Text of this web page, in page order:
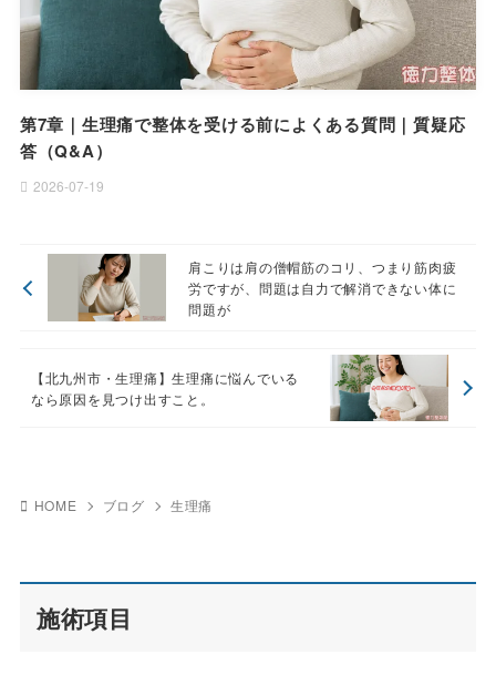
第7章｜生理痛で整体を受ける前によくある質問｜質疑応
答（Q&A）
2026-07-19
肩こりは肩の僧帽筋のコリ、つまり筋肉疲
労ですが、問題は自力で解消できない体に
問題が
【北九州市・生理痛】生理痛に悩んでいる
なら原因を見つけ出すこと。
HOME ブログ 生理痛
施術項目